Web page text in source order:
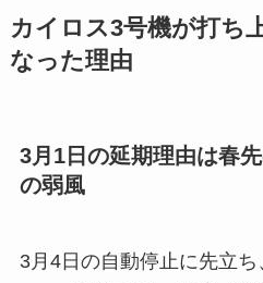
カイロス3号機が打ち
なった理由
3月1日の延期理由は春
の弱風
3月4日の自動停止に先立